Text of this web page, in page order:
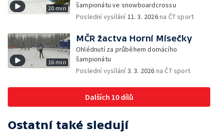
20 min
šampionátu ve snowboardcrossu
Poslední vysílání11. 3. 2026na ČT sport
16 min
MČR žactva Horní Mísečky
Ohlédnutí za průběhem domácího
šampionátu
Poslední vysílání3. 3. 2026 na ČT sport
Dalších 10 dílů
Ostatní také sledují